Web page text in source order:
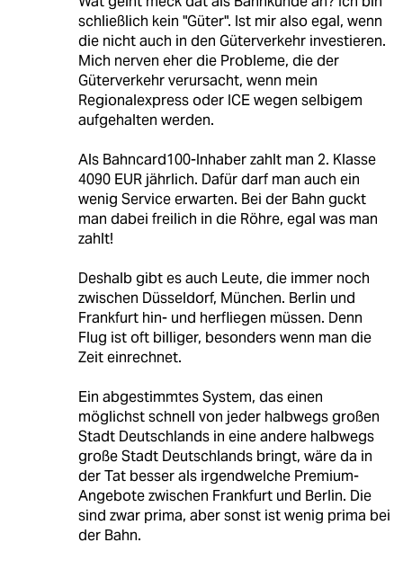
schließlich kein "Güter". Ist mir also egal, wenn
die nicht auch in den Güterverkehr investieren.
Mich nerven eher die Probleme, die der
Güterverkehr verursacht, wenn mein
Regionalexpress oder ICE wegen selbigem
aufgehalten werden.
Als Bahncard100-Inhaber zahlt man 2. Klasse
4090 EUR jährlich. Dafür darf man auch ein
wenig Service erwarten. Bei der Bahn guckt
man dabei freilich in die Röhre, egal was man
zahlt!
Deshalb gibt es auch Leute, die immer noch
zwischen Düsseldorf, München. Berlin und
Frankfurt hin- und herfliegen müssen. Denn
Flug ist oft billiger, besonders wenn man die
Zeit einrechnet.
Ein abgestimmtes System, das einen
möglichst schnell von jeder halbwegs großen
Stadt Deutschlands in eine andere halbwegs
große Stadt Deutschlands bringt, wäre da in
der Tat besser als irgendwelche Premium-
Angebote zwischen Frankfurt und Berlin. Die
sind zwar prima, aber sonst ist wenig prima bei
der Bahn.